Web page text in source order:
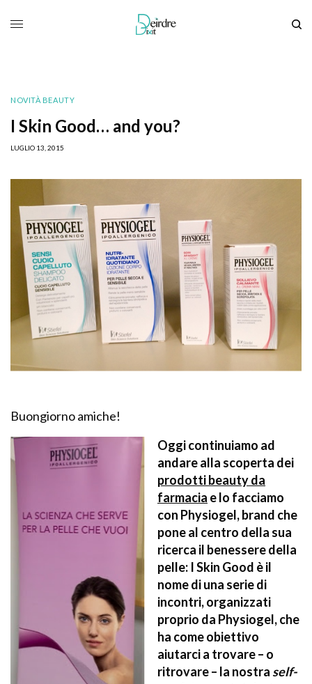
NOVITÀ BEAUTY
I Skin Good… and you?
LUGLIO 13, 2015
Buongiorno amiche!
Oggi continuiamo ad
andare alla scoperta dei
prodotti beauty da
farmacia e lo facciamo
con Physiogel, brand che
pone al centro della sua
ricerca il benessere della
pelle: I Skin Good è il
nome di una serie di
incontri, organizzati
proprio da Physiogel, che
ha come obiettivo
aiutarci a trovare – o
ritrovare – la nostra self-